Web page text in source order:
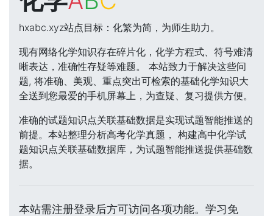
hxabc.xyz站点目标：化繁为简，为师生助力。
现有网络化学知识存在碎片化，化学方程式、符号难清
晰表达，准确性存疑等难题。 本站致力于解决这些问
题, 将准确、美观、重点突出可检索的基础化学知识大
全送到您最爱的手机屏幕上，为查疑、复习提供方便。
准确的试题知识点关联基础数据是实现试题智能推送的
前提。本站整理分析高考化学真题， 构建高中化学试
题知识点关联基础数据库，为试题智能推送提供基础数
据。
本站需注册登录后方可访问各项功能。学习免